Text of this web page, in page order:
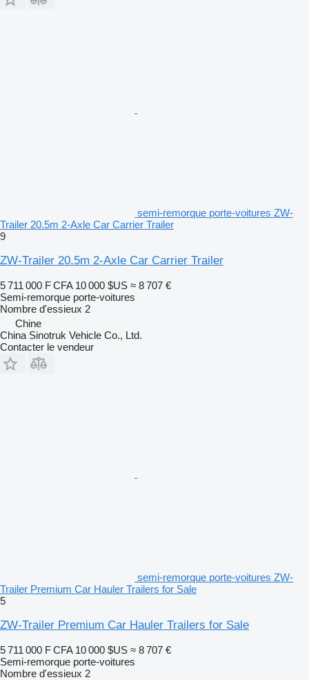
semi-remorque porte-voitures ZW-
Trailer 20.5m 2-Axle Car Carrier Trailer
9
ZW-Trailer 20.5m 2-Axle Car Carrier Trailer
5 711 000 F CFA 10 000 $US ≈ 8 707 €
Semi-remorque porte-voitures
Nombre d'essieux 2
Chine
China Sinotruk Vehicle Co., Ltd.
Contacter le vendeur
semi-remorque porte-voitures ZW-
Trailer Premium Car Hauler Trailers for Sale
5
ZW-Trailer Premium Car Hauler Trailers for Sale
5 711 000 F CFA 10 000 $US ≈ 8 707 €
Semi-remorque porte-voitures
Nombre d'essieux 2